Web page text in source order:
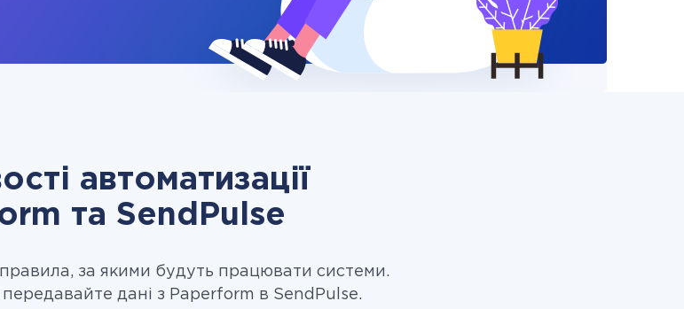
автоматизації
та SendPulse
за якими будуть працювати системи.
дані з Paperform в SendPulse.